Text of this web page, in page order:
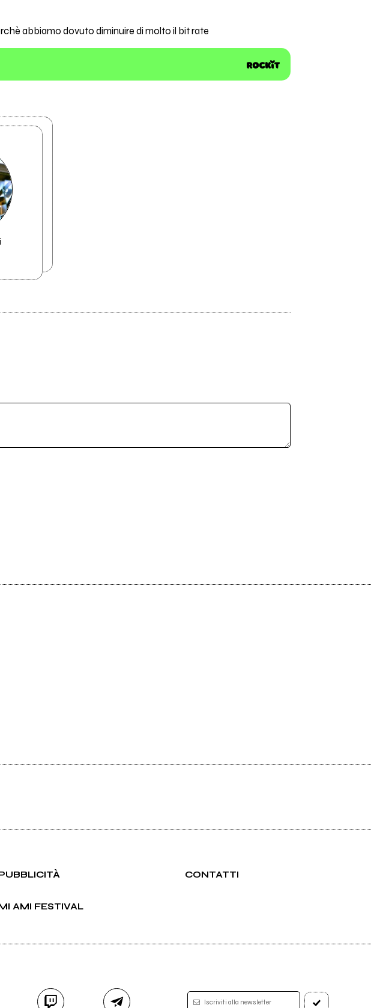
abbiamo dovuto diminuire di molto il bit rate
CONTATTI
AMI FESTIVAL
Iscriviti alla newsletter